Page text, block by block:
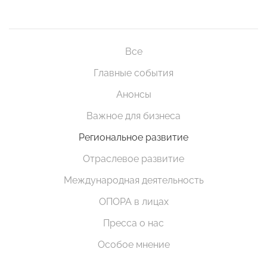
Все
Главные события
Анонсы
Важное для бизнеса
Региональное развитие
Отраслевое развитие
Международная деятельность
ОПОРА в лицах
Пресса о нас
Особое мнение